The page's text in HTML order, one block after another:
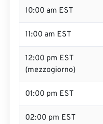
10:00 am EST
11:00 am EST
12:00 pm EST
(mezzogiorno)
01:00 pm EST
02:00 pm EST